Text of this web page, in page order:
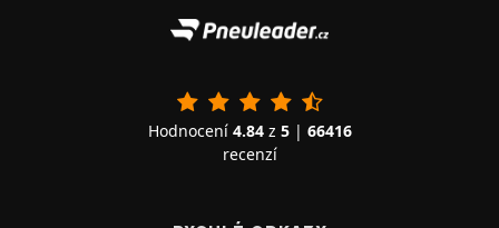
Hodnocení 4.84z 5| 66416
recenzí